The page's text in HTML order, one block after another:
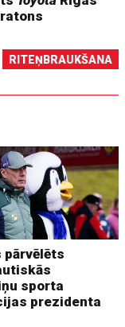
RITEŅBRAUKŠANA
pārvēlēts
sporta
prezidenta